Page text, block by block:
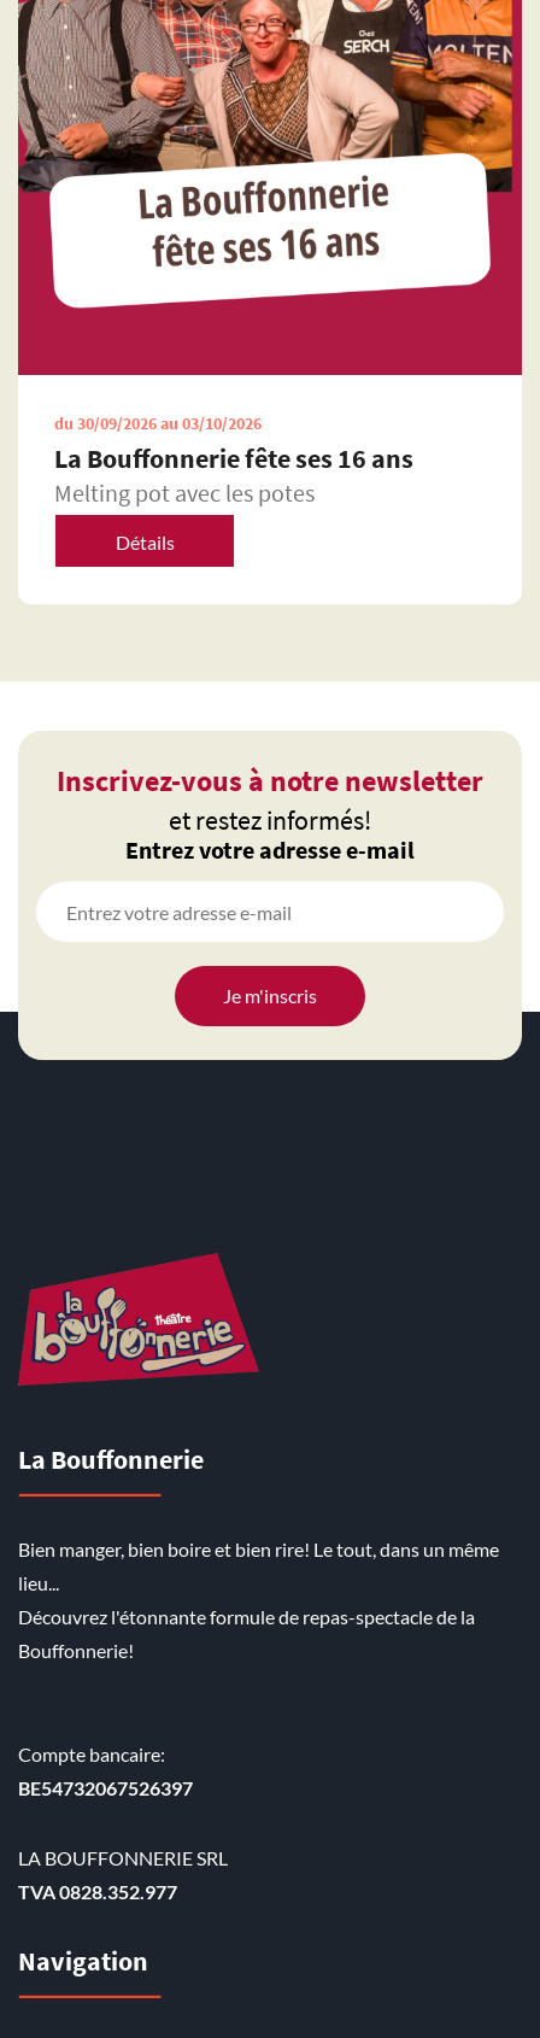
du 30/09/2026 au 03/10/2026
La Bouffonnerie fête ses 16 ans
Melting pot avec les potes
Détails
Inscrivez-vous à notre newsletter
et restez informés!
Entrez votre adresse e-mail
Je m'inscris
La Bouffonnerie
Bien manger, bien boire et bien rire! Le tout, dans un même
lieu...
Découvrez l'étonnante formule de repas-spectacle de la
Bouffonnerie!
Compte bancaire:
BE54732067526397
LA BOUFFONNERIE SRL
TVA 0828.352.977
Navigation